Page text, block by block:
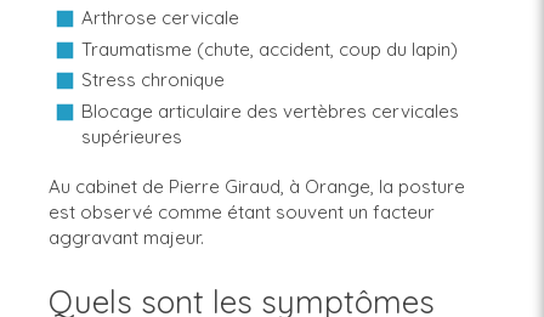
Arthrose cervicale
Traumatisme (chute, accident, coup du lapin)
Stress chronique
Blocage articulaire des vertèbres cervicales
supérieures
Au cabinet de Pierre Giraud, à Orange, la posture
est observé comme étant souvent un facteur
aggravant majeur.
Quels sont les symptômes